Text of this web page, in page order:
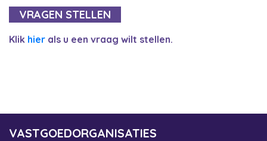
VRAGEN STELLEN
Klik hier als u een vraag wilt stellen.
VASTGOEDORGANISATIES